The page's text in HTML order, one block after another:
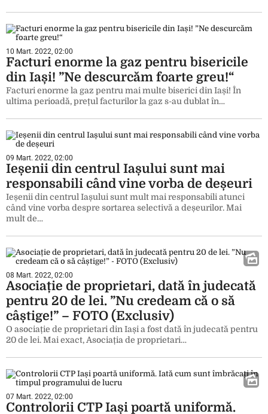
10 Mart. 2022, 02:00
Facturi enorme la gaz pentru bisericile
din Iași! ”Ne descurcăm foarte greu!“
Facturi enorme la gaz pentru mai multe biserici din Iași! În
ultima perioadă, prețul facturilor la gaz s-au dublat în…
09 Mart. 2022, 02:00
Ieșenii din centrul Iașului sunt mai
responsabili când vine vorba de deșeuri
Ieșenii din centrul Iașului sunt mult mai responsabili atunci
când vine vorba despre sortarea selectivă a deșeurilor. Mai
mult de…
08 Mart. 2022, 02:00
Asociație de proprietari, dată în judecată
pentru 20 de lei. ”Nu credeam că o să
câștige!” – FOTO (Exclusiv)
O asociație de proprietari din Iași a fost dată în judecată pentru
20 de lei. Mai exact, Asociația de proprietari…
07 Mart. 2022, 02:00
Controlorii CTP Iași poartă uniformă.